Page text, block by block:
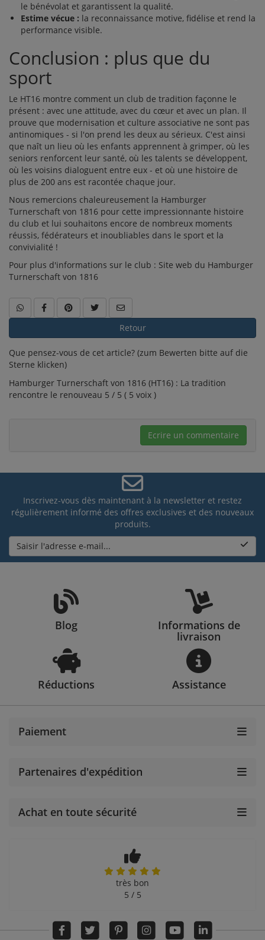
le bénévolat et garantissent la qualité.
Estime vécue : la reconnaissance motive, fidélise et rend la
performance visible.
Conclusion : plus que du
sport
Le HT16 montre comment un club de tradition façonne le
présent : avec une attitude, avec du cœur et avec un plan. Il
prouve que modernisation et culture associative ne sont pas
antinomiques - si l'on prend les deux au sérieux. C'est ainsi
que naît un lieu où les enfants apprennent à grimper, où les
seniors renforcent leur santé, où les talents se développent,
où les voisins dialoguent entre eux - et où une histoire de
plus de 200 ans est racontée chaque jour.
Nous remercions chaleureusement la Hamburger
Turnerschaft von 1816 pour cette impressionnante histoire
du club et lui souhaitons encore de nombreux moments
réussis, fédérateurs et inoubliables dans le sport et la
convivialité !
Pour plus d'informations sur le club : Site web du Hamburger
Turnerschaft von 1816
Retour
Que pensez-vous de cet article? (zum Bewerten bitte auf die
Sterne klicken)
Hamburger Turnerschaft von 1816 (HT16) : La tradition
rencontre le renouveau 5 / 5 ( 5 voix )
Ecrire un commentaire
Inscrivez-vous dès maintenant à la newsletter et restez
régulièrement informé des offres exclusives et des nouveaux
produits.
Saisir l'adresse e-mail...
Blog Informations de
livraison
Réductions Assistance
Paiement
Partenaires d'expédition
Achat en toute sécurité
très bon
5 / 5